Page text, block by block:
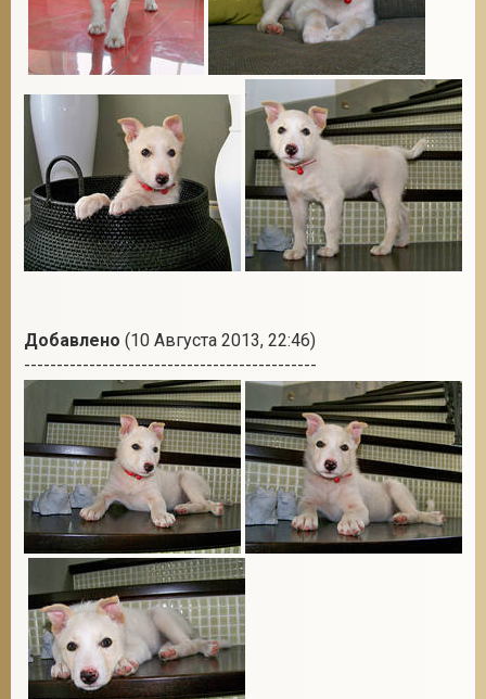
Добавлено (10 Августа 2013, 22:46)
---------------------------------------------